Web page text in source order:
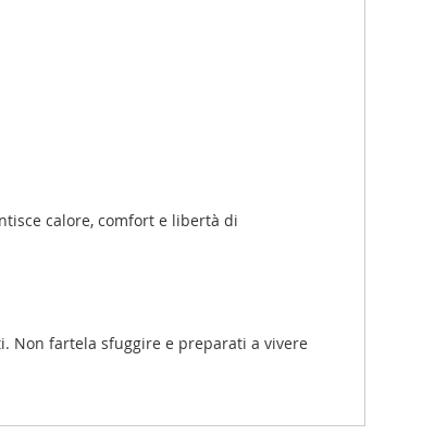
calore, comfort e libertà di
Non fartela sfuggire e preparati a vivere